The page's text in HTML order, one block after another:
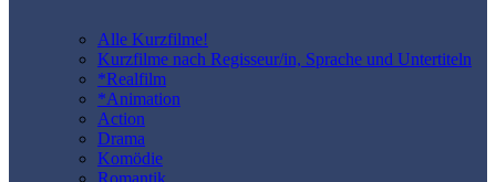
Alle Kurzfilme!
Kurzfilme nach Regisseur/in, Sprache und Untertiteln
*Realfilm
*Animation
Action
Drama
Komödie
Romantik